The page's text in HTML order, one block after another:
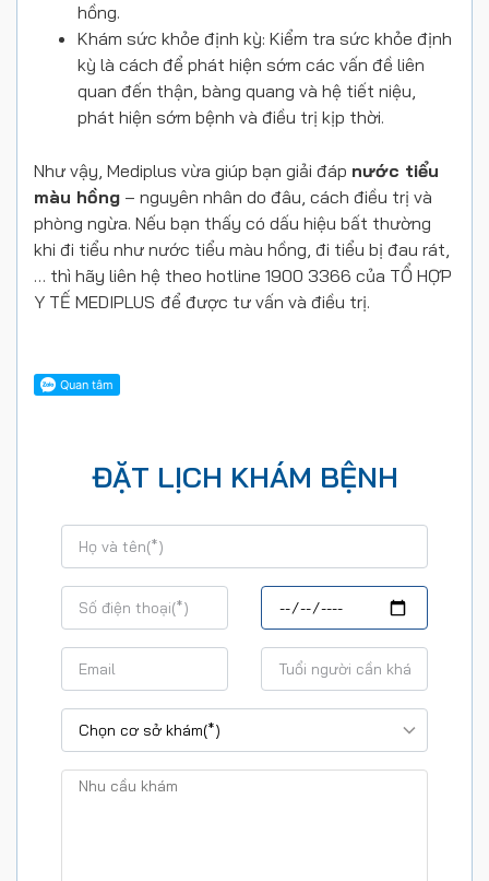
hồng.
Khám sức khỏe định kỳ: Kiểm tra sức khỏe định
kỳ là cách để phát hiện sớm các vấn đề liên
quan đến thận, bàng quang và hệ tiết niệu,
phát hiện sớm bệnh và điều trị kịp thời.
Như vậy, Mediplus vừa giúp bạn giải đáp nước tiểu
màu hồng – nguyên nhân do đâu, cách điều trị và
phòng ngừa. Nếu bạn thấy có dấu hiệu bất thường
khi đi tiểu như nước tiểu màu hồng, đi tiểu bị đau rát,
… thì hãy liên hệ theo hotline 1900 3366 của TỔ HỢP
Y TẾ MEDIPLUS để được tư vấn và điều trị.
ĐẶT LỊCH KHÁM BỆNH